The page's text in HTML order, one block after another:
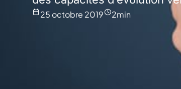
25 octobre 2019 2min